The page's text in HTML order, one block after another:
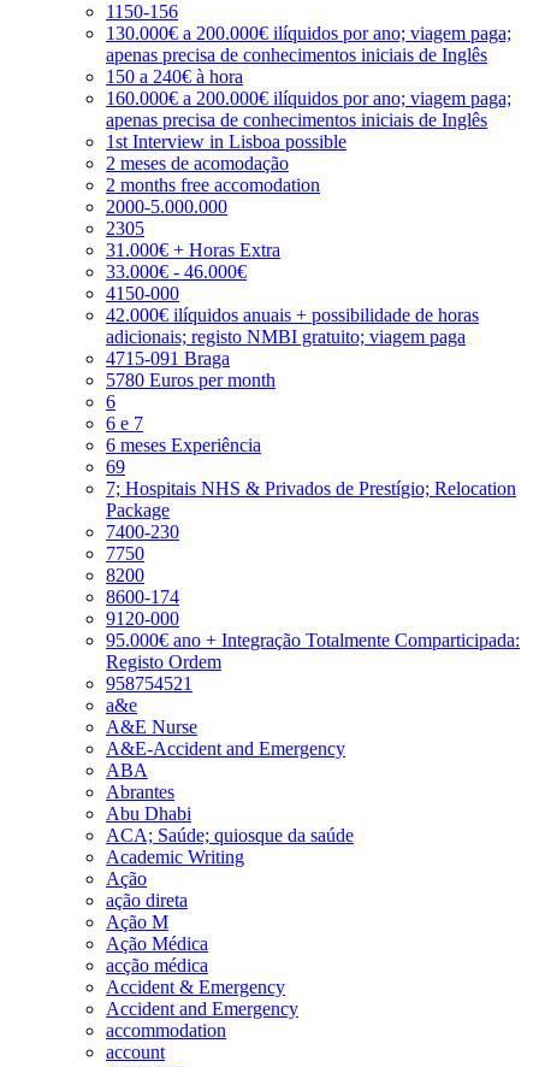
1150-156
130.000€ a 200.000€ ilíquidos por ano; viagem paga;
apenas precisa de conhecimentos iniciais de Inglês
150 a 240€ à hora
160.000€ a 200.000€ ilíquidos por ano; viagem paga;
apenas precisa de conhecimentos iniciais de Inglês
1st Interview in Lisboa possible
2 meses de acomodação
2 months free accomodation
2000-5.000.000
2305
31.000€ + Horas Extra
33.000€ - 46.000€
4150-000
42.000€ ilíquidos anuais + possibilidade de horas
adicionais; registo NMBI gratuito; viagem paga
4715-091 Braga
5780 Euros per month
6
6 e 7
6 meses Experiência
69
7; Hospitais NHS & Privados de Prestígio; Relocation
Package
7400-230
7750
8200
8600-174
9120-000
95.000€ ano + Integração Totalmente Comparticipada:
Registo Ordem
958754521
a&e
A&E Nurse
A&E-Accident and Emergency
ABA
Abrantes
Abu Dhabi
ACA; Saúde; quiosque da saúde
Academic Writing
Ação
ação direta
Ação M
Ação Médica
acção médica
Accident & Emergency
Accident and Emergency
accommodation
account